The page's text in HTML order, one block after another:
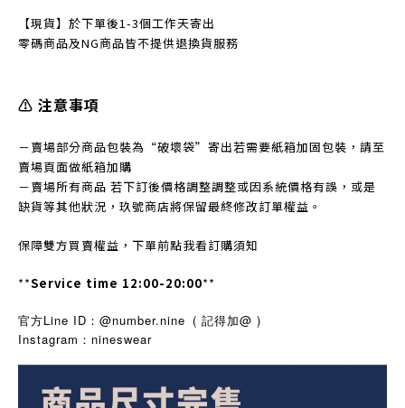
【現貨】於下單後1-3個工作天寄出
零碼商品及NG商品皆不提供退換貨服務
⚠️ 注意事項
－賣場部分商品包裝為“破壞袋”寄出若需要紙箱加固包裝，請至
賣場頁面做紙箱加購
－賣場所有商品 若下訂後價格調整調整或因系統價格有誤，或是
缺貨等其他狀況，玖號商店將保留最終修改訂單權益。
保障雙方買賣權益，下單前點我看訂購須知
**Service time 12:00-20:00**
官方Line ID：@number.nine ( 記得加@ )
Instagram ： nineswear